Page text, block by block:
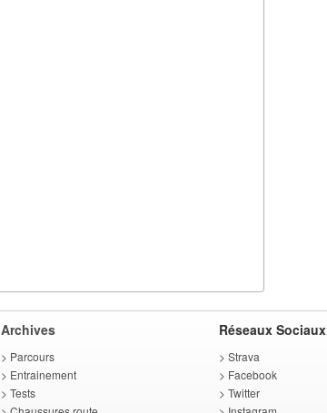
Archives
> Parcours
> Entrainement
> Tests
Réseaux Sociaux
> Strava
> Facebook
> Twitter